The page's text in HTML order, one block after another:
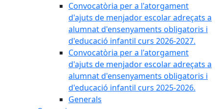
Convocatòria per a l'atorgament
d'ajuts de menjador escolar adreçats a
alumnat d'ensenyaments obligatoris i
d'educació infantil curs 2026-2027.
Convocatòria per a l'atorgament
d'ajuts de menjador escolar adreçats a
alumnat d'ensenyaments obligatoris i
d'educació infantil curs 2025-2026.
Generals